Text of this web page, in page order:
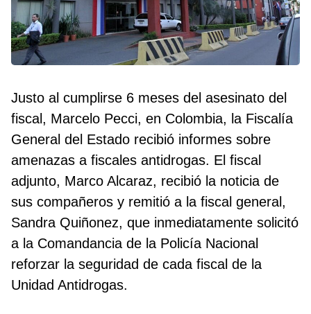
Justo al cumplirse 6 meses del asesinato del
fiscal, Marcelo Pecci, en Colombia, la Fiscalía
General del Estado recibió informes sobre
amenazas a fiscales antidrogas. El fiscal
adjunto, Marco Alcaraz, recibió la noticia de
sus compañeros y remitió a la fiscal general,
Sandra Quiñonez, que inmediatamente solicitó
a la Comandancia de la Policía Nacional
reforzar la seguridad de cada fiscal de la
Unidad Antidrogas.